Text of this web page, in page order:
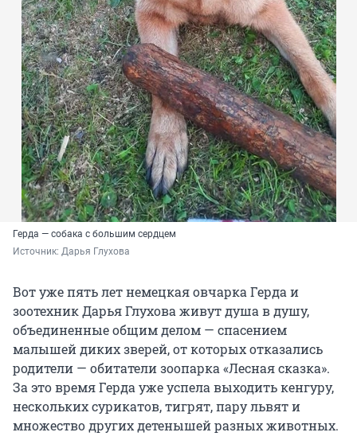
Герда — собака с большим сердцем
Источник: Дарья Глухова
Вот уже пять лет немецкая овчарка Герда и
зоотехник Дарья Глухова живут душа в душу,
объединенные общим делом — спасением
малышей диких зверей, от которых отказались
родители — обитатели зоопарка «Лесная сказка».
За это время Герда уже успела выходить кенгуру,
нескольких сурикатов, тигрят, пару львят и
множество других детенышей разных животных.